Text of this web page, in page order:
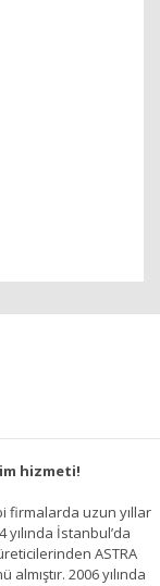
hizmeti!
firmalarda uzun yıllar
İstanbul’da
ASTRA
2006 yılında